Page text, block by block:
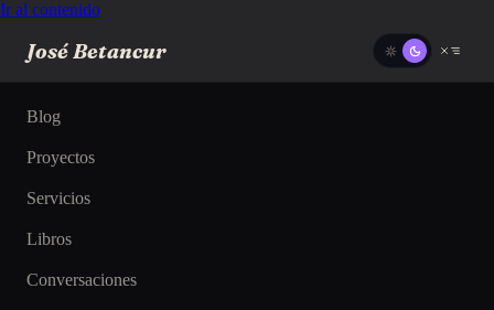
Ir al contenido
José Betancur
Blog
Proyectos
Servicios
Libros
Conversaciones